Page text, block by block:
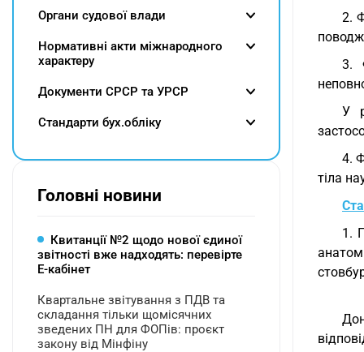
2.
3.
У
4.
тіла
1.
Органи судової влади
Нормативні акти міжнародного
характеру
Документи СРСР та УРСР
Cтандарти бух.обліку
Головні новини
Квитанції №2 щодо нової єдиної
звітності вже надходять: перевірте
Е-кабінет
Квартальне звітування з ПДВ та
складання тільки щомісячних
зведених ПН для ФОПів: проєкт
закону від Мінфіну